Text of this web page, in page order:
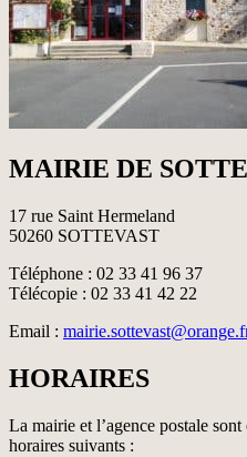
MAIRIE DE
17 rue Saint Hermeland
50260 SOTTEVAST
Téléphone : 02 33 41 96 37
Télécopie : 02 33 41 42 22
Email :
HORAIRES
La mairie et l’agence postale
horaires suivants :